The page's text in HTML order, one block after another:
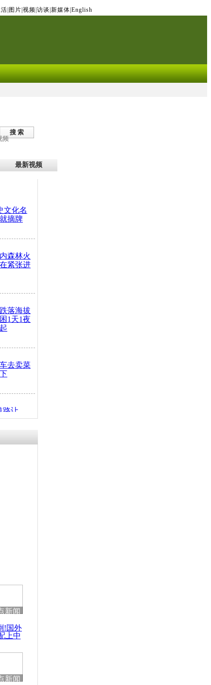
图片 视频 访谈 新媒体 English
搜 索
频
最新视频
文化名
摘牌
森林火
紧张进
落海拔
1天1夜
去卖菜
路让
疾病交
新闻
!国外
上中
新闻